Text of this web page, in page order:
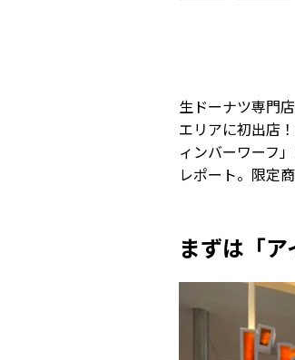
生ドーナツ専門
エリアに初出店
ィンバーワーフ
レポート。限定
まずは「